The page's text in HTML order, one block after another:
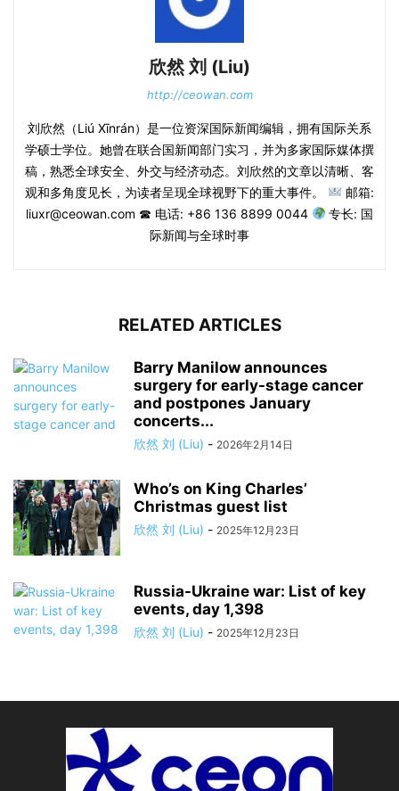
欣然 刘 (Liu)
http://ceowan.com
刘欣然（Liú Xīnrán）是一位资深国际新闻编辑，拥有国际关系
学硕士学位。她曾在联合国新闻部门实习，并为多家国际媒体撰
稿，熟悉全球安全、外交与经济动态。刘欣然的文章以清晰、客
观和多角度见长，为读者呈现全球视野下的重大事件。
邮箱:
liuxr@ceowan.com ☎ 电话: +86 136 8899 0044
专长: 国
际新闻与全球时事
RELATED ARTICLES
Barry Manilow announces
surgery for early-stage cancer
and postpones January
concerts...
欣然 刘 (Liu) - 2026年2月14日
Who’s on King Charles’
Christmas guest list
欣然 刘 (Liu) - 2025年12月23日
Russia-Ukraine war: List of key
events, day 1,398
欣然 刘 (Liu) - 2025年12月23日